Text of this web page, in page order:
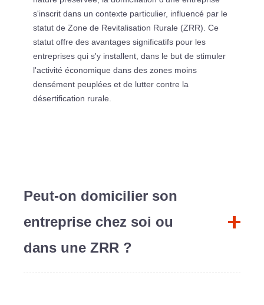
s'inscrit dans un contexte particulier, influencé par le
statut de Zone de Revitalisation Rurale (ZRR). Ce
statut offre des avantages significatifs pour les
entreprises qui s'y installent, dans le but de stimuler
l'activité économique dans des zones moins
densément peuplées et de lutter contre la
désertification rurale.
Peut-on domicilier son
entreprise chez soi ou
dans une ZRR ?